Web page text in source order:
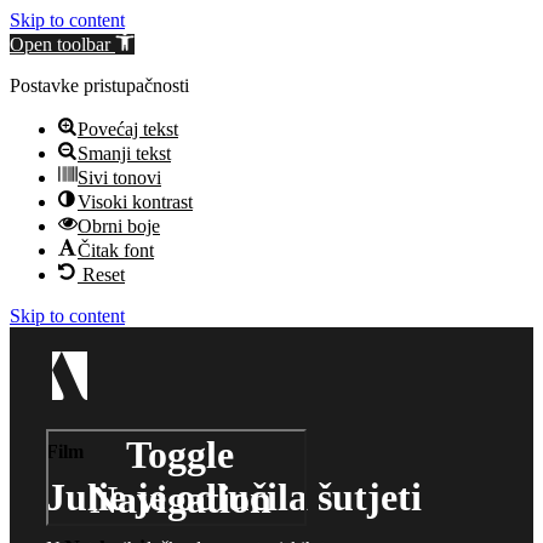
Skip to content
Open toolbar
Postavke pristupačnosti
Povećaj tekst
Smanji tekst
Sivi tonovi
Visoki kontrast
Obrni boje
Čitak font
Reset
Skip to content
Toggle
Navigation
Film
Julie je odlučila šutjeti